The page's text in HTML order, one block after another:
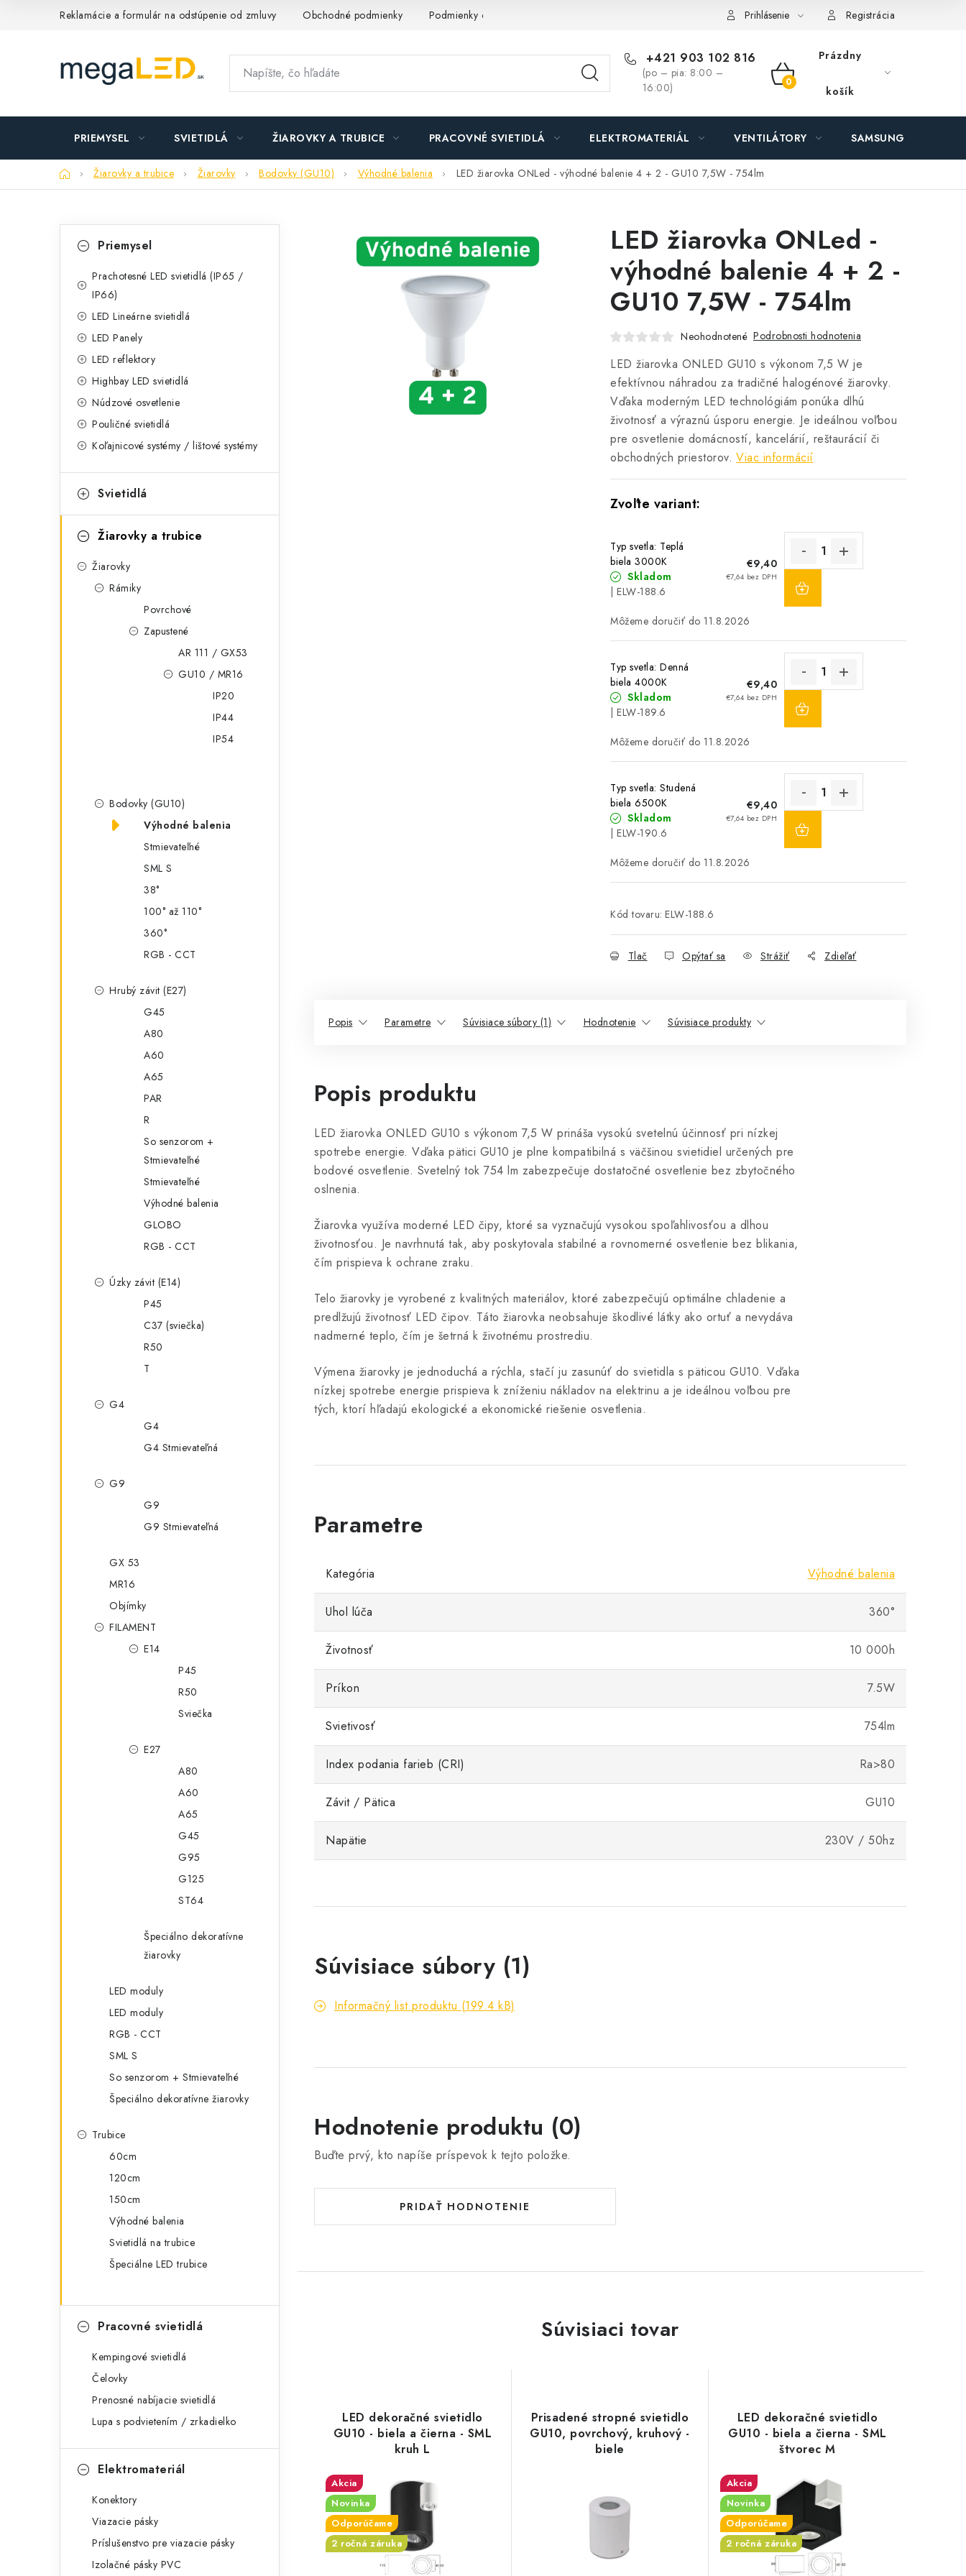
Reklamácie a formulár na odstúpenie od zmluvy Obchodné podmienky Podmienky ochrany osobných údajov O nás - MEGALED & JANTON Zákamenné Zľavy pre profíkov
Prihlásenie Registrácia
+421 903 102 816
(po – pia: 8:00 –
16:00)
NÁKUPNÝ
KOŠÍK
Prázdny
košík
PRIEMYSEL SVIETIDLÁ ŽIAROVKY A TRUBICE PRACOVNÉ SVIETIDLÁ ELEKTROMATERIÁL VENTILÁTORY SAMSUNG SVIETIDLÁ
DomovŽiarovky a trubice Žiarovky Bodovky (GU10) Výhodné balenia LED žiarovka ONLed - výhodné balenie 4 + 2 - GU10 7,5W - 754lm
l
kategóriePriemysel
Prachotesné LED svietidlá (IP65 /
IP66)
LED Lineárne svietidlá
LED Panely
LED reflektory
Highbay LED svietidlá
Núdzové osvetlenie
Pouličné svietidlá
Koľajnicové systémy / lištové systémy
Svietidlá
Žiarovky a trubice
Žiarovky
Rámiky
Povrchové
Zapustené
AR 111 / GX53
GU10 / MR16
IP20
IP44
IP54
Bodovky (GU10)
Výhodné balenia
Stmievateľné
SML S
38°
100° až 110°
360°
RGB - CCT
Hrubý závit (E27)
G45
A80
A60
A65
PAR
R
So senzorom +
Stmievateľné
Stmievateľné
Výhodné balenia
GLOBO
RGB - CCT
Úzky závit (E14)
P45
C37 (sviečka)
R50
T
G4
G4
G4 Stmievateľná
G9
G9
G9 Stmievateľná
GX 53
MR16
Objímky
FILAMENT
E14
P45
R50
Sviečka
E27
A80
A60
A65
G45
G95
G125
ST64
Špeciálno dekoratívne
žiarovky
LED moduly
LED moduly
RGB - CCT
SML S
So senzorom + Stmievateľné
Špeciálno dekoratívne žiarovky
Trubice
60cm
120cm
150cm
Výhodné balenia
Svietidlá na trubice
Špeciálne LED trubice
Pracovné svietidlá
Kempingové svietidlá
Čelovky
Prenosné nabíjacie svietidlá
Lupa s podvietením / zrkadielko
Elektromateriál
Konektory
Viazacie pásky
Príslušenstvo pre viazacie pásky
Izolačné pásky PVC
LED žiarovka ONLed -
výhodné balenie 4 + 2 -
GU10 7,5W - 754lm
Neohodnotené Podrobnosti hodnotenia
LED žiarovka ONLED GU10 s výkonom 7,5 W je
efektívnou náhradou za tradičné halogénové žiarovky.
Vďaka moderným LED technológiám ponúka dlhú
životnosť a výraznú úsporu energie. Je ideálnou voľbou
pre osvetlenie domácností, kancelárií, reštaurácií či
obchodných priestorov. Viac informácií
Typ svetla: Teplá
biela 3000K
Skladom
| ELW-188.6
€9,40
€7,64 bez DPH
11.8.2026
Typ svetla: Denná
biela 4000K
Skladom
| ELW-189.6
€9,40
€7,64 bez DPH
11.8.2026
Typ svetla: Studená
biela 6500K
Skladom
| ELW-190.6
€9,40
€7,64 bez DPH
11.8.2026
Kód tovaru: ELW-188.6
Tlač Opýtať sa Strážiť Zdieľať
Popis Parametre Súvisiace súbory (1) Hodnotenie Súvisiace produkty
Popis produktu
LED žiarovka ONLED GU10 s výkonom 7,5 W prináša vysokú svetelnú účinnosť pri nízkej
spotrebe energie. Vďaka pätici GU10 je plne kompatibilná s väčšinou svietidiel určených pre
bodové osvetlenie. Svetelný tok 754 lm zabezpečuje dostatočné osvetlenie bez zbytočného
oslnenia.
Žiarovka využíva moderné LED čipy, ktoré sa vyznačujú vysokou spoľahlivosťou a dlhou
životnosťou. Je navrhnutá tak, aby poskytovala stabilné a rovnomerné osvetlenie bez blikania,
čím prispieva k ochrane zraku.
Telo žiarovky je vyrobené z kvalitných materiálov, ktoré zabezpečujú optimálne chladenie a
predlžujú životnosť LED čipov. Táto žiarovka neobsahuje škodlivé látky ako ortuť a nevydáva
nadmerné teplo, čím je šetrná k životnému prostrediu.
Výmena žiarovky je jednoduchá a rýchla, stačí ju zasunúť do svietidla s päticou GU10. Vďaka
nízkej spotrebe energie prispieva k zníženiu nákladov na elektrinu a je ideálnou voľbou pre
tých, ktorí hľadajú ekologické a ekonomické riešenie osvetlenia.
Kategória Výhodné balenia
Uhol lúča 360°
Životnosť 10 000h
Príkon 7.5W
Svietivosť 754lm
Index podania farieb (CRI) Ra>80
Závit / Pätica GU10
Napätie 230V / 50hz
Súvisiace súbory (1)
Informačný list produktu (199.4 kB)
Hodnotenie produktu (0)
Buďte prvý, kto napíše príspevok k tejto položke.
PRIDAŤ HODNOTENIE
Súvisiaci tovar
LED dekoračné svietidlo
GU10 - biela a čierna - SML
kruh L
Akcia
Novinka
Odporúčame
2 ročná záruka
Prisadené stropné svietidlo
GU10, povrchový, kruhový -
biele
LED dekoračné svietidlo
GU10 - biela a čierna - SML
štvorec M
Akcia
Novinka
Odporúčame
2 ročná záruka